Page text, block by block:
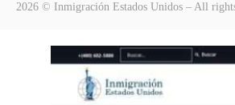
2026 © Inmigración Estados Unidos – All